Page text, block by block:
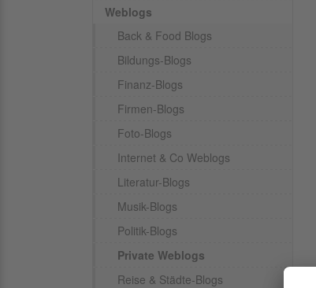
Weblogs
Back & Food Blogs
Bildungs-Blogs
Finanz-Blogs
Firmen-Blogs
Foto-Blogs
Internet & Co Weblogs
Literatur-Blogs
Musik-Blogs
Politik-Blogs
Private Weblogs
Reise & Städte-Blogs